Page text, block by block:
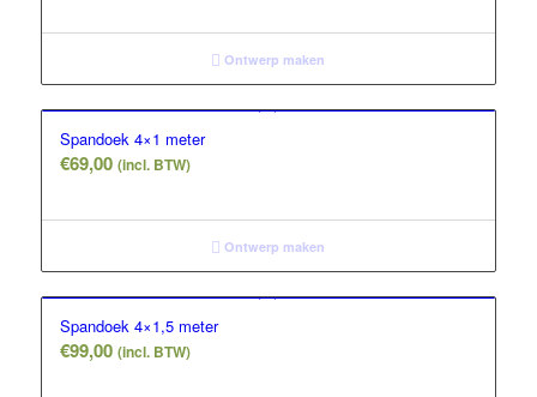
Ontwerp maken
Spandoek 4×1 meter
€69,00 (incl. BTW)
Ontwerp maken
Spandoek 4×1,5 meter
€99,00 (incl. BTW)